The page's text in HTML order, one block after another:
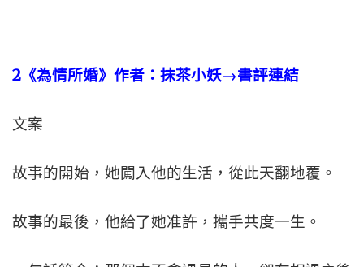
2 《為情所婚》作者：抹茶小妖→書評連結
文案
故事的開始，她闖入他的生活，從此天翻地覆。
故事的最後，他給了她准許，攜手共度一生。